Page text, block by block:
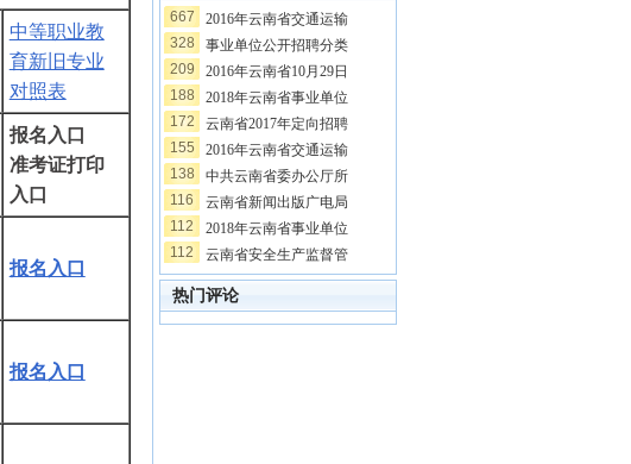
中等职业教
育新旧专业
对照表
报名入口
准考证打印
入口
报名入口
报名入口
667
2016年云南省交通运输
328
事业单位公开招聘分类
209
2016年云南省10月29日
188
2018年云南省事业单位
172
云南省2017年定向招聘
155
2016年云南省交通运输
138
中共云南省委办公厅所
116
云南省新闻出版广电局
112
2018年云南省事业单位
112
云南省安全生产监督管
热门评论